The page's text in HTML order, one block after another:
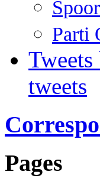
Parti
tweets
Pages